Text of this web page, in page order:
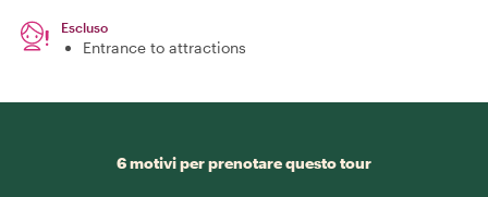
Escluso
Entrance to attractions
6 motivi per prenotare questo tour